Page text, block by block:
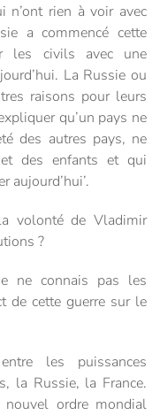
n’ont rien à voir avec
a commencé cette
les civils avec une
La Russie ou
raisons pour leurs
qu’un pays ne
des autres pays, ne
des enfants et qui
aujourd’hui’.
volonté de Vladimir
?
ne connais pas les
de cette guerre sur le
les puissances
la Russie, la France.
nouvel ordre mondial